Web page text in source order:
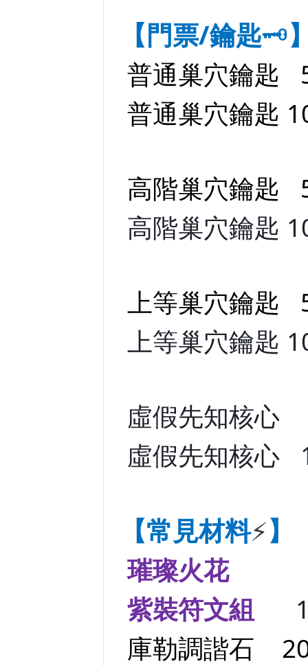
【門票/鑰匙🗝️
普通巢穴鑰匙
普通巢穴鑰匙
高階巢穴鑰匙
高階巢穴鑰匙
上等巢穴鑰匙
上等巢穴鑰匙
虛假先知核
虛假先知核心
【常見材料⚡】
璀璨火花1個
紫裝符文組10
庫勒調諧石